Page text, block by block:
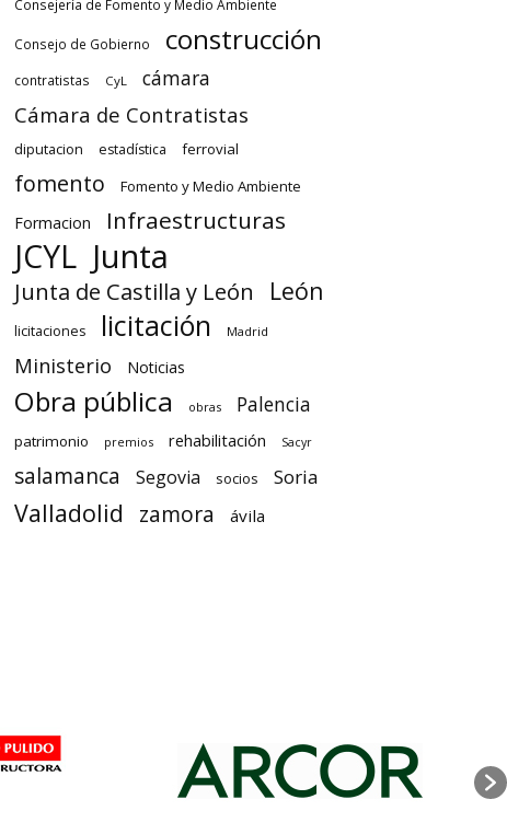
Consejería de Fomento y Medio Ambiente
Consejo de Gobierno construcción
contratistas CyL cámara
Cámara de Contratistas
diputacion estadística ferrovial
fomento Fomento y Medio Ambiente
Formacion Infraestructuras
JCYL Junta
Junta de Castilla y León León
licitaciones licitación Madrid
Ministerio Noticias
Obra pública obras Palencia
patrimonio premios rehabilitación Sacyr
salamanca Segovia socios Soria
Valladolid zamora ávila